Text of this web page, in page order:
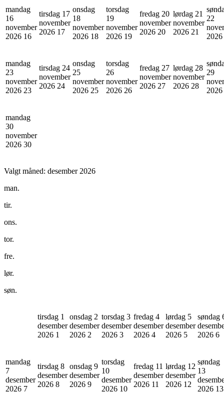
mandag
16
november
2026 16
tirsdag 17
november
2026 17
onsdag
18
november
2026 18
torsdag
19
november
2026 19
fredag 20
november
2026 20
lørdag 21
november
2026 21
22
2026
mandag
23
november
2026 23
tirsdag 24
november
2026 24
onsdag
25
november
2026 25
torsdag
26
november
2026 26
fredag 27
november
2026 27
lørdag 28
november
2026 28
29
2026
mandag
30
november
2026 30
Valgt måned: desember 2026
man.
tir.
ons.
tor.
fre.
lør.
søn.
tirsdag 1
desember
2026 1
onsdag 2
desember
2026 2
torsdag 3
desember
2026 3
fredag 4
desember
2026 4
lørdag 5
desember
2026 5
søndag
2026 6
mandag
7
desember
2026 7
tirsdag 8
desember
2026 8
onsdag 9
desember
2026 9
torsdag
10
desember
2026 10
fredag 11
desember
2026 11
lørdag 12
desember
2026 12
søndag
13
2026 13